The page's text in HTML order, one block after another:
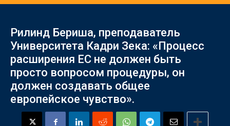
Рилинд Бериша, преподаватель
Университета Кадри Зека: «Процесс
расширения ЕС не должен быть
просто вопросом процедуры, он
должен создавать общее
европейское чувство».